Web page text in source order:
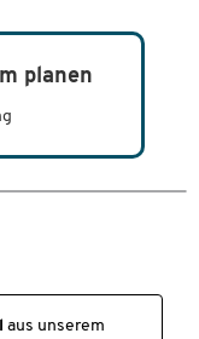
mm), optionaler
H 800 mm
planen
aus unserem